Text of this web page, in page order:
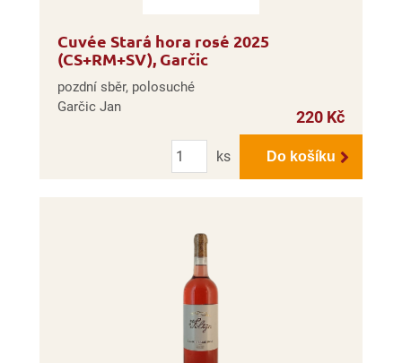
Cuvée Stará hora rosé 2025
(CS+RM+SV), Garčic
pozdní sběr, polosuché
Garčic Jan
220 Kč
Počet
ks
Do košíku